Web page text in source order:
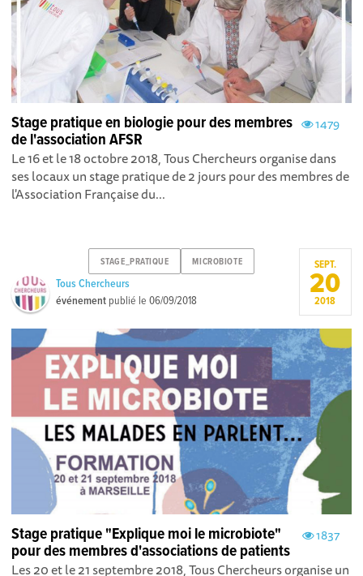
1479
Stage pratique en biologie pour des membres
de l'association AFSR
Le 16 et le 18 octobre 2018, Tous Chercheurs organise dans
ses locaux un stage pratique de 2 jours pour des membres de
l'Association Française du...
STAGE_PRATIQUE MICROBIOTE
Tous Chercheurs
événement publié le06/09/2018
SEPT.
20
2018
1837
Stage pratique "Explique moi le microbiote"
pour des membres d'associations de patients
Les 20 et le 21 septembre 2018, Tous Chercheurs organise un